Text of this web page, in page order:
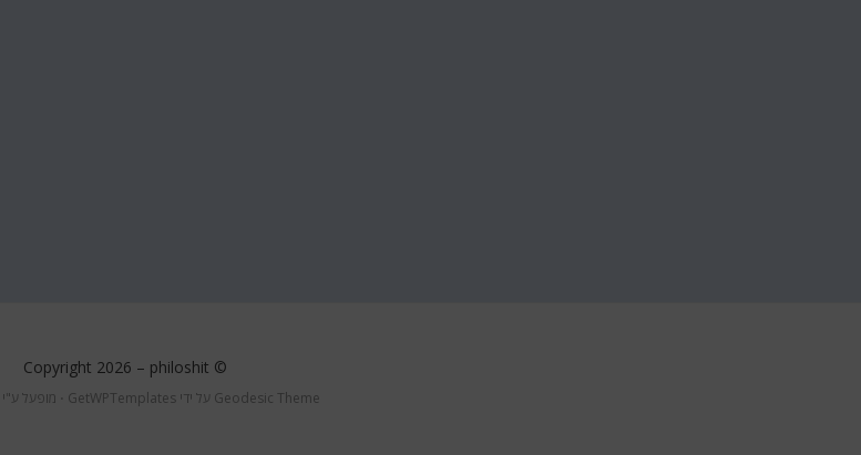
© Copyright 2026 –
philoshit
Geodesic Theme על ידי GetWPTemplates מופעל ע"י